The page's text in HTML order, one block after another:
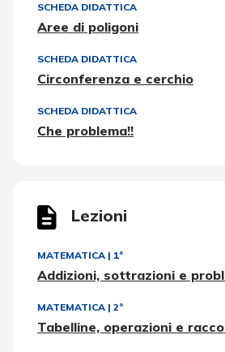
SCHEDA DIDATTICA
Aree di poligoni
SCHEDA DIDATTICA
Circonferenza e cerchio
SCHEDA DIDATTICA
Che problema!!
Lezioni
MATEMATICA | 1ª
Addizioni, sottrazioni e
MATEMATICA | 2ª
Tabelline, operazioni e